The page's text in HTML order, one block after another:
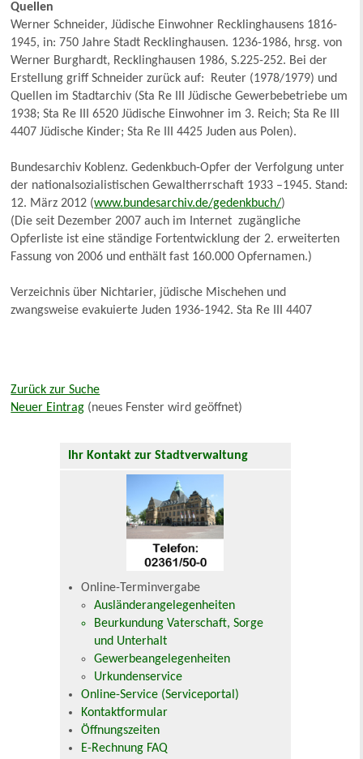
Quellen
Werner Schneider, Jüdische Einwohner Recklinghausens 1816-
1945, in: 750 Jahre Stadt Recklinghausen. 1236-1986, hrsg. von
Werner Burghardt, Recklinghausen 1986, S.225-252. Bei der
Erstellung griff Schneider zurück auf: Reuter (1978/1979) und
Quellen im Stadtarchiv (Sta Re III Jüdische Gewerbebetriebe um
1938; Sta Re III 6520 Jüdische Einwohner im 3. Reich; Sta Re III
4407 Jüdische Kinder; Sta Re III 4425 Juden aus Polen).
Bundesarchiv Koblenz. Gedenkbuch-Opfer der Verfolgung unter
der nationalsozialistischen Gewaltherrschaft 1933 –1945. Stand:
12. März 2012 (www.bundesarchiv.de/gedenkbuch/)
(Die seit Dezember 2007 auch im Internet zugängliche
Opferliste ist eine ständige Fortentwicklung der 2. erweiterten
Fassung von 2006 und enthält fast 160.000 Opfernamen.)
Verzeichnis über Nichtarier, jüdische Mischehen und
zwangsweise evakuierte Juden 1936-1942. Sta Re III 4407
Zurück zur Suche
Neuer Eintrag (neues Fenster wird geöffnet)
Ihr Kontakt zur Stadtverwaltung
Online-Terminvergabe
Ausländerangelegenheiten
Beurkundung Vaterschaft, Sorge
und Unterhalt
Gewerbeangelegenheiten
Urkundenservice
Online-Service (Serviceportal)
Kontaktformular
Öffnungszeiten
E-Rechnung FAQ